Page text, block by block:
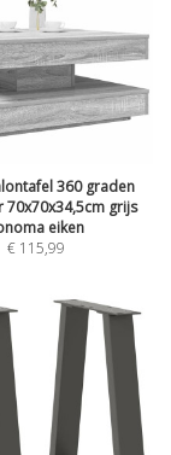
360 graden
70x70x34,5cm grijs
eiken
€ 115,99